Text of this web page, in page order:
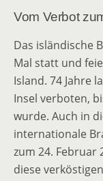
Vom Verbot
Das isländische
Mal statt und
Island. 74 Jahre
Insel verboten,
wurde. Auch in
internationale
zum 24. Februar
diese